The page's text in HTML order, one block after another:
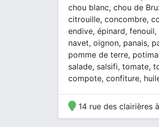
chou blanc, chou de
citrouille, concombre,
endive, épinard,
navet, oignon, panais,
pomme de terre,
salade, salsifi, tomate,
compote, confiture,
14 rue des clairières